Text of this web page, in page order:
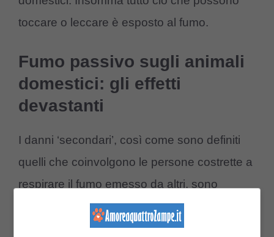
toccare o leccare è esposto al fumo.
Fumo passivo sugli animali
domestici: gli effetti
devastanti
I danni ‘secondari’, così come sono definiti
quelli che coinvolgono le persone costrette a
respirare il fumo emesso da altri, sono
tutt’altro che da sottovalutare: vanno dai
semplici ‘fastidi’ allo sviluppo di tumori. Forse